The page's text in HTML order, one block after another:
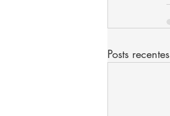
Posts recentes